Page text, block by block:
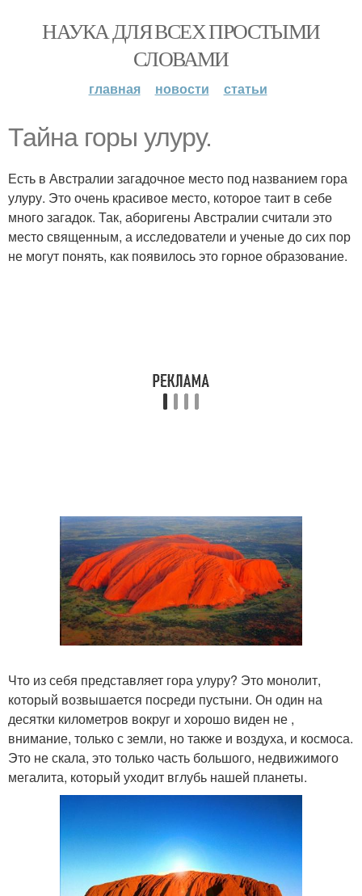
НАУКА ДЛЯ ВСЕХ ПРОСТЫМИ
СЛОВАМИ
главная новости статьи
Тайна горы улуру.
Есть в Австралии загадочное место под названием гора
улуру. Это очень красивое место, которое таит в себе
много загадок. Так, аборигены Австралии считали это
место священным, а исследователи и ученые до сих пор
не могут понять, как появилось это горное образование.
Что из себя представляет гора улуру? Это монолит,
который возвышается посреди пустыни. Он один на
десятки километров вокруг и хорошо виден не ,
внимание, только с земли, но также и воздуха, и космоса.
Это не скала, это только часть большого, недвижимого
мегалита, который уходит вглубь нашей планеты.